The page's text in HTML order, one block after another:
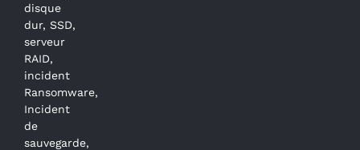
disque
dur, SSD,
serveur
RAID,
incident
Ransomware,
Incident
de
sauvegarde,